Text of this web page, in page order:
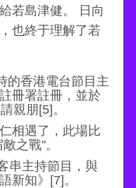
若島津健。 日向
也終于理解了若
的香港電台節目主
冊署註冊，並於
親朋[5]。
相遇了，此場比
之戰"。
串主持節目，與
新知》[7]。